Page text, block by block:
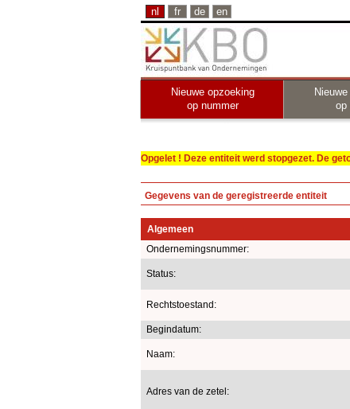
nl fr de en
Nieuwe opzoeking
op nummer
op
Opgelet ! Deze entiteit werd stopgezet. De
Gegevens van de geregistreerde entiteit
Algemeen
Ondernemingsnummer:
Status:
Rechtstoestand:
Begindatum:
Naam:
Adres van de zetel: